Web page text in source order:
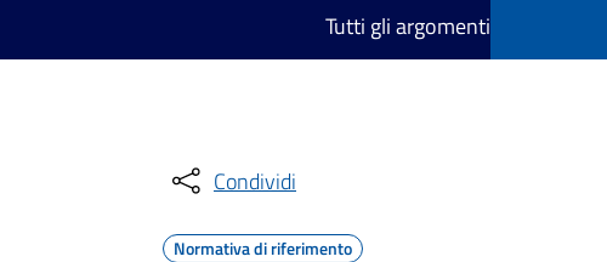
Tutti gli argomenti
Condividi
Normativa di riferimento